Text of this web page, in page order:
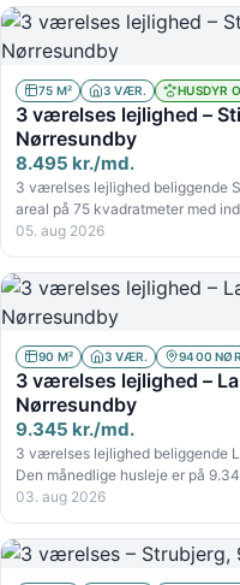
75 M² 3 VÆR. HUSDYR
3 værelses lejlighed –
Nørresundby
8.495 kr./md.
3 værelses lejlighed beliggende
areal på 75 kvadratmeter med
05. aug 2026
90 M² 3 VÆR. 9400
3 værelses lejlighed –
Nørresundby
9.345 kr./md.
3 værelses lejlighed beliggende
Den månedlige husleje er på
03. aug 2026